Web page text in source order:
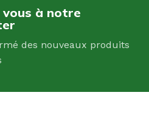
vous à notre
des nouveaux produits